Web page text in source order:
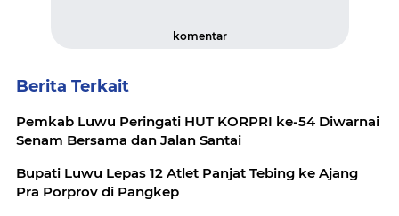
komentar
Berita Terkait
Pemkab Luwu Peringati HUT KORPRI ke-54 Diwarnai
Senam Bersama dan Jalan Santai
Bupati Luwu Lepas 12 Atlet Panjat Tebing ke Ajang
Pra Porprov di Pangkep